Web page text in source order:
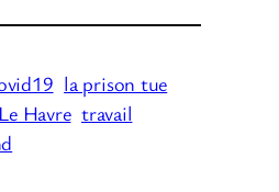
la prison tue
Le Havre travail